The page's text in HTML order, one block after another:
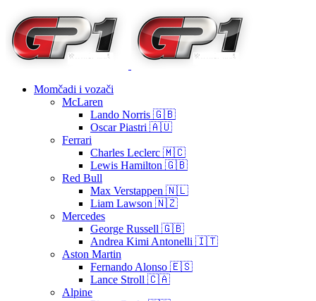
Momčadi i vozači
McLaren
Lando Norris 🇬🇧
Oscar Piastri 🇦🇺
Ferrari
Charles Leclerc 🇲🇨
Lewis Hamilton 🇬🇧
Red Bull
Max Verstappen 🇳🇱
Liam Lawson 🇳🇿
Mercedes
George Russell 🇬🇧
Andrea Kimi Antonelli 🇮🇹
Aston Martin
Fernando Alonso 🇪🇸
Lance Stroll 🇨🇦
Alpine